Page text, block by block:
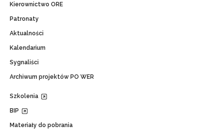
Kierownictwo ORE
Patronaty
Aktualności
Kalendarium
Sygnaliści
Archiwum projektów PO WER
Szkolenia
BIP
Materiały do pobrania